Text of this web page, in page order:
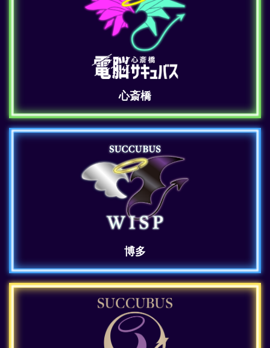
心斎橋
博多